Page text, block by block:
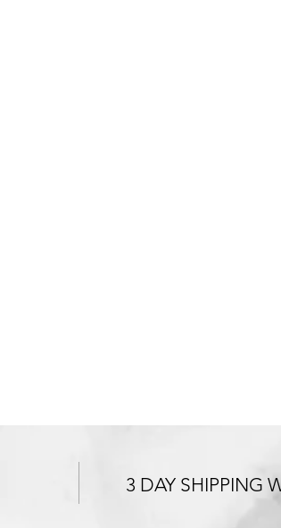
3 DAY SHIPPING